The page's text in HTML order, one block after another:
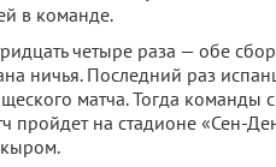
в команде.
четыре раза — обе
ничья. Последний раз
матча. Тогда команды
пройдет на стадионе «Сен-